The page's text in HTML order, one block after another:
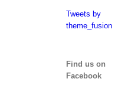
Tweets by
theme_fusion
Find us on
Facebook